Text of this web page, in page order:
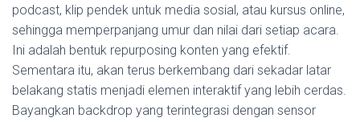
podcast, klip pendek untuk media sosial, atau kursus online,
sehingga memperpanjang umur dan nilai dari setiap acara.
Ini adalah bentuk repurposing konten yang efektif.
Sementara itu, akan terus berkembang dari sekadar latar
belakang statis menjadi elemen interaktif yang lebih cerdas.
Bayangkan backdrop yang terintegrasi dengan sensor